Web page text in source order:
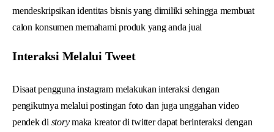
mendeskripsikan identitas bisnis yang dimiliki sehingga membuat
calon konsumen memahami produk yang anda jual
Interaksi Melalui Tweet
Disaat pengguna instagram melakukan interaksi dengan
pengikutnya melalui postingan foto dan juga unggahan video
pendek di storymaka kreator di twitter dapat berinteraksi dengan